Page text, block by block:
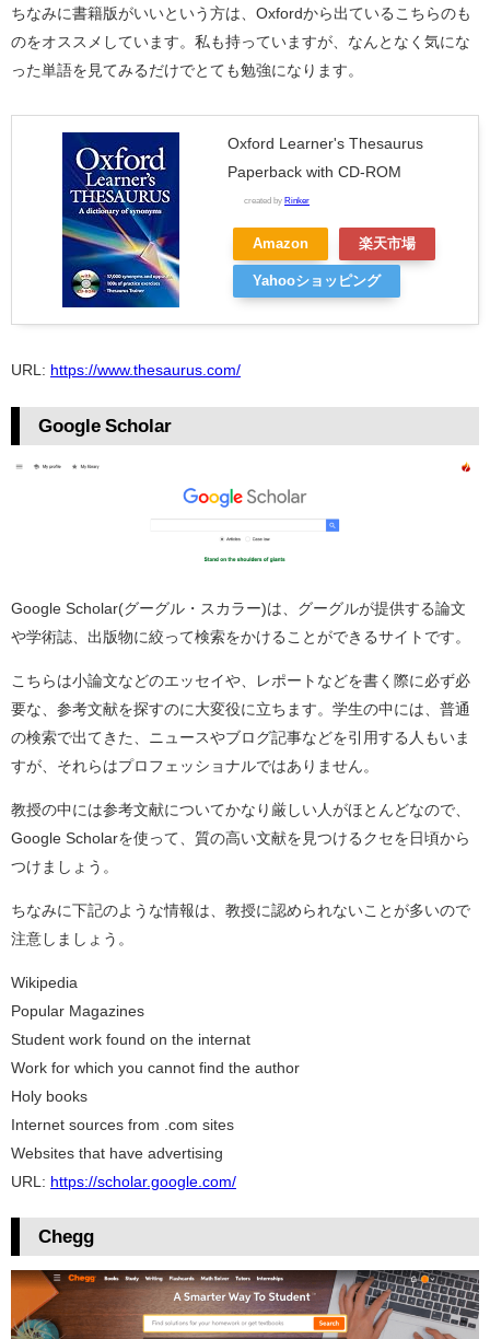
ちなみに書籍版がいいという方は、Oxfordから出ているこちらのも
のをオススメしています。私も持っていますが、なんとなく気にな
った単語を見てみるだけでとても勉強になります。
Oxford Learner's Thesaurus
Paperback with CD-ROM
created by Rinker
Amazon 楽天市場
Yahooショッピング
URL: https://www.thesaurus.com/
Google Scholar
Google Scholar(グーグル・スカラー)は、グーグルが提供する論文
や学術誌、出版物に絞って検索をかけることができるサイトです。
こちらは小論文などのエッセイや、レポートなどを書く際に必ず必
要な、参考文献を探すのに大変役に立ちます。学生の中には、普通
の検索で出てきた、ニュースやブログ記事などを引用する人もいま
すが、それらはプロフェッショナルではありません。
教授の中には参考文献についてかなり厳しい人がほとんどなので、
Google Scholarを使って、質の高い文献を見つけるクセを日頃から
つけましょう。
ちなみに下記のような情報は、教授に認められないことが多いので
注意しましょう。
Wikipedia
Popular Magazines
Student work found on the internat
Work for which you cannot find the author
Holy books
Internet sources from .com sites
Websites that have advertising
URL: https://scholar.google.com/
Chegg